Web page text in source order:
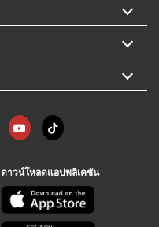
ดาวน์โหลดแอปพลิเคชัน